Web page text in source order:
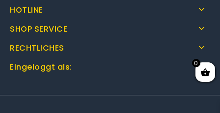
HOTLINE
SHOP SERVICE
RECHTLICHES
Eingeloggt als:
0